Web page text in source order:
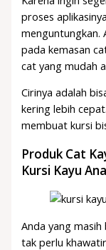
proses
menguntungkan.
pada kemasan
cat yang mudah
Cirinya adalah
kering lebih
membuat kursi
Produk Cat
Kursi Kayu
Anda yang
tak perlu